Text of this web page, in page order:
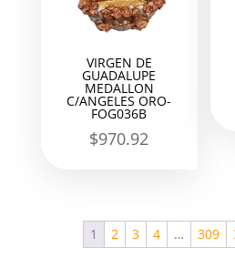
VIRGEN DE
GUADALUPE
MEDALLON
C/ANGELES ORO-
FOG036B
$970.92
1 2 3 4 … 309